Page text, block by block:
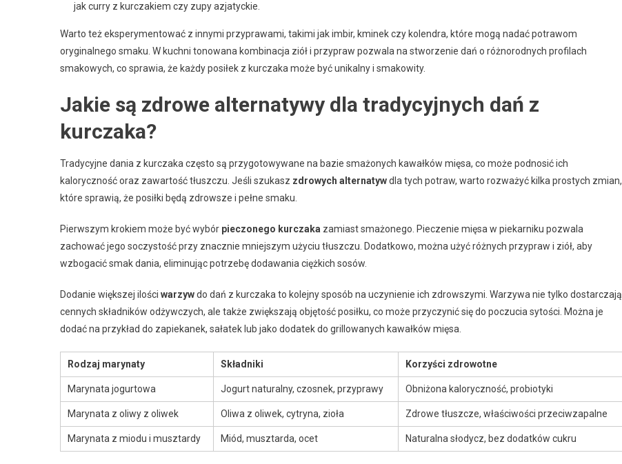
jak curry z kurczakiem czy zupy azjatyckie.
Warto też eksperymentować z innymi przyprawami, takimi jak imbir, kminek czy kolendra, które mogą nadać potrawom
oryginalnego smaku. W kuchni tonowana kombinacja ziół i przypraw pozwala na stworzenie dań o różnorodnych profilach
smakowych, co sprawia, że każdy posiłek z kurczaka może być unikalny i smakowity.
Jakie są zdrowe alternatywy dla tradycyjnych dań z
kurczaka?
Tradycyjne dania z kurczaka często są przygotowywane na bazie smażonych kawałków mięsa, co może podnosić ich
kaloryczność oraz zawartość tłuszczu. Jeśli szukasz zdrowych alternatywdla tych potraw, warto rozważyć kilka prostych zmian,
które sprawią, że posiłki będą zdrowsze i pełne smaku.
Pierwszym krokiem może być wybór pieczonego kurczaka zamiast smażonego. Pieczenie mięsa w piekarniku pozwala
zachować jego soczystość przy znacznie mniejszym użyciu tłuszczu. Dodatkowo, można użyć różnych przypraw i ziół, aby
wzbogacić smak dania, eliminując potrzebę dodawania ciężkich sosów.
Dodanie większej ilości warzywdo dań z kurczaka to kolejny sposób na uczynienie ich zdrowszymi. Warzywa nie tylko dostarczają
cennych składników odżywczych, ale także zwiększają objętość posiłku, co może przyczynić się do poczucia sytości. Można je
dodać na przykład do zapiekanek, sałatek lub jako dodatek do grillowanych kawałków mięsa.
Rodzaj marynaty Składniki Korzyści zdrowotne
Marynata jogurtowa Jogurt naturalny, czosnek, przyprawy Obniżona kaloryczność, probiotyki
Marynata z oliwy z oliwek Oliwa z oliwek, cytryna, zioła Zdrowe tłuszcze, właściwości przeciwzapalne
Marynata z miodu i musztardy Miód, musztarda, ocet Naturalna słodycz, bez dodatków cukru